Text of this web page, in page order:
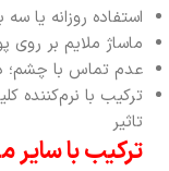
استفاده روزانه
ماساژ ملایم بر
عدم تماس با
ترکیب با نرم‌کننده
تاثیر
ترکیب با سایر